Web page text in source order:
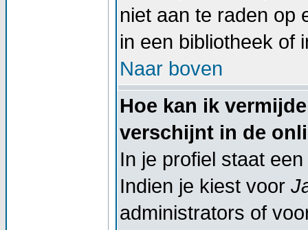
niet aan te raden op
in een bibliotheek of
Naar boven
Hoe kan ik
verschijnt in de
In je profiel staat
Indien je kiest voor
administrators of